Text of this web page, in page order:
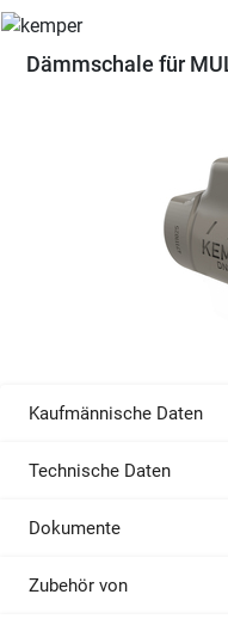
Dämmschale für
Kaufmännische Daten
Technische Daten
Dokumente
Zubehör von